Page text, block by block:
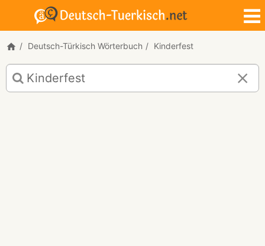
Deutsch-Türkisch Wörterbuch Kinderfest
Deutsch-
Türkisch
Übersetzung